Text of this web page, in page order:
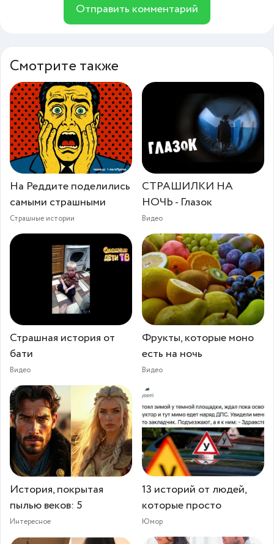
Отправить комментарий
Смотрите также
На Реддите поделились
самыми страшными
Страшные истории
СТРАШИЛКИ НА
НОЧЬ - Глазок
Видео
Страшная история от
бати
Видео
Фрукты, которые моно
есть на ночь
Видео
История, покрытая
пылью веков: 5
Интересное
13 историй от людей,
которые просто
Юмор